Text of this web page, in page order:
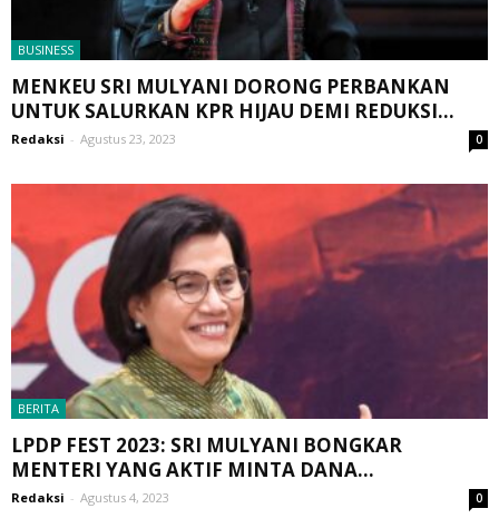
BUSINESS
MENKEU SRI MULYANI DORONG PERBANKAN
UNTUK SALURKAN KPR HIJAU DEMI REDUKSI...
Redaksi - Agustus 23, 2023 0
BERITA
LPDP FEST 2023: SRI MULYANI BONGKAR
MENTERI YANG AKTIF MINTA DANA...
Redaksi - Agustus 4, 2023 0